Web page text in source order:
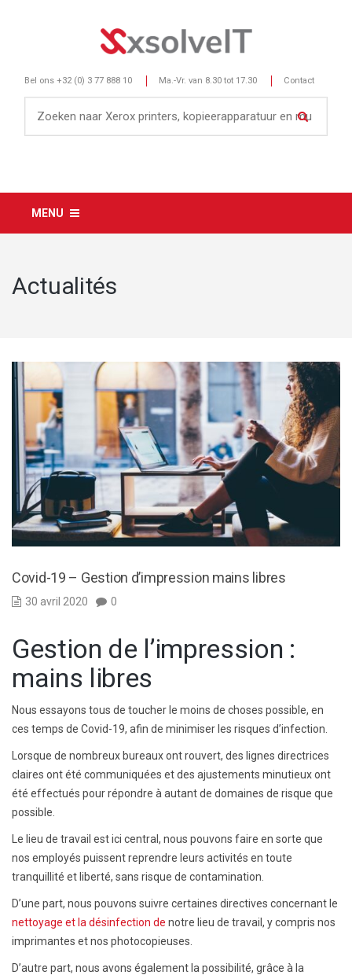
Bel ons +32 (0) 3 77 888 10 Ma.-Vr. van 8.30 tot 17.30 Contact
MENU
Actualités
Covid-19 – Gestion d’impression mains libres
30 avril 2020 0
Gestion de l’impression :
mains libres
Nous essayons tous de toucher le moins de choses possible, en
ces temps de Covid-19, afin de minimiser les risques d’infection.
Lorsque de nombreux bureaux ont rouvert, des lignes directrices
claires ont été communiquées et des ajustements minutieux ont
été effectués pour répondre à autant de domaines de risque que
possible.
Le lieu de travail est ici central, nous pouvons faire en sorte que
nos employés puissent reprendre leurs activités en toute
tranquillité et liberté, sans risque de contamination.
D’une part, nous pouvons suivre certaines directives concernant le
nettoyage et la désinfection de notre lieu de travail, y compris nos
imprimantes et nos photocopieuses.
D’autre part, nous avons également la possibilité, grâce à la